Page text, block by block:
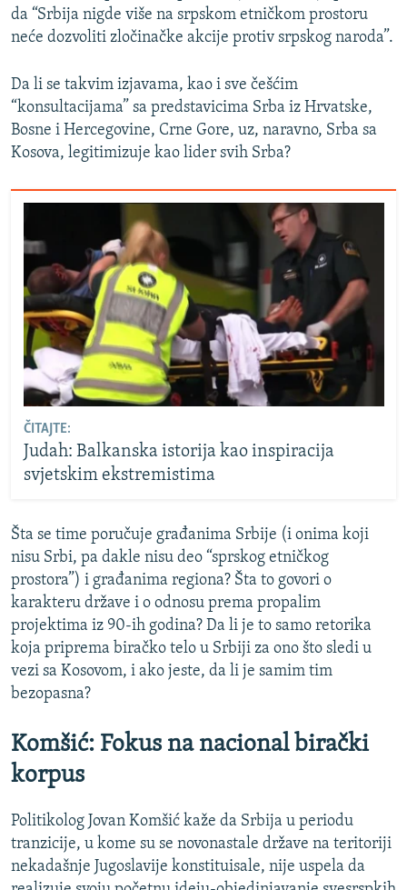
da “Srbija nigde više na srpskom etničkom prostoru
neće dozvoliti zločinačke akcije protiv srpskog naroda”.
Da li se takvim izjavama, kao i sve češćim
“konsultacijama” sa predstavicima Srba iz Hrvatske,
Bosne i Hercegovine, Crne Gore, uz, naravno, Srba sa
Kosova, legitimizuje kao lider svih Srba?
ČITAJTE:
Judah: Balkanska istorija kao inspiracija
svjetskim ekstremistima
Šta se time poručuje građanima Srbije (i onima koji
nisu Srbi, pa dakle nisu deo “sprskog etničkog
prostora”) i građanima regiona? Šta to govori o
karakteru države i o odnosu prema propalim
projektima iz 90-ih godina? Da li je to samo retorika
koja priprema biračko telo u Srbiji za ono što sledi u
vezi sa Kosovom, i ako jeste, da li je samim tim
bezopasna?
Komšić: Fokus na nacional birački
korpus
Politikolog Jovan Komšić kaže da Srbija u periodu
tranzicije, u kome su se novonastale države na teritoriji
nekadašnje Jugoslavije konstituisale, nije uspela da